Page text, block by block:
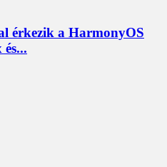
érkezik a HarmonyOS